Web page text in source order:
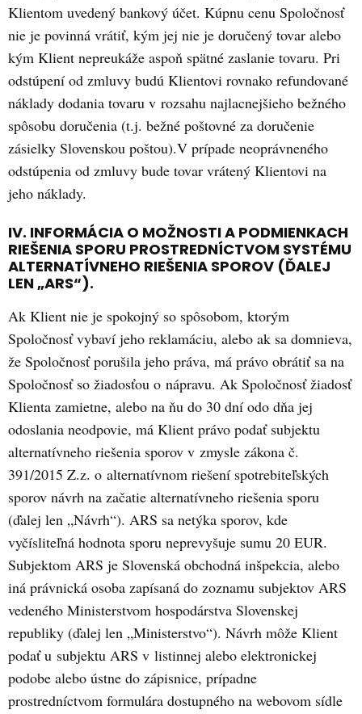
Klientom uvedený bankový účet. Kúpnu cenu Spoločnosť
nie je povinná vrátiť, kým jej nie je doručený tovar alebo
kým Klient nepreukáže aspoň spätné zaslanie tovaru. Pri
odstúpení od zmluvy budú Klientovi rovnako refundované
náklady dodania tovaru v rozsahu najlacnejšieho bežného
spôsobu doručenia (t.j. bežné poštovné za doručenie
zásielky Slovenskou poštou).V prípade neoprávneného
odstúpenia od zmluvy bude tovar vrátený Klientovi na
jeho náklady.
IV. INFORMÁCIA O MOŽNOSTI A PODMIENKACH
RIEŠENIA SPORU PROSTREDNÍCTVOM SYSTÉMU
ALTERNATÍVNEHO RIEŠENIA SPOROV (ĎALEJ
LEN „ARS“).
Ak Klient nie je spokojný so spôsobom, ktorým
Spoločnosť vybaví jeho reklamáciu, alebo ak sa domnieva,
že Spoločnosť porušila jeho práva, má právo obrátiť sa na
Spoločnosť so žiadosťou o nápravu. Ak Spoločnosť žiadosť
Klienta zamietne, alebo na ňu do 30 dní odo dňa jej
odoslania neodpovie, má Klient právo podať subjektu
alternatívneho riešenia sporov v zmysle zákona č.
391/2015 Z.z. o alternatívnom riešení spotrebiteľských
sporov návrh na začatie alternatívneho riešenia sporu
(ďalej len „Návrh“). ARS sa netýka sporov, kde
vyčísliteľná hodnota sporu neprevyšuje sumu 20 EUR.
Subjektom ARS je Slovenská obchodná inšpekcia, alebo
iná právnická osoba zapísaná do zoznamu subjektov ARS
vedeného Ministerstvom hospodárstva Slovenskej
republiky (ďalej len „Ministerstvo“). Návrh môže Klient
podať u subjektu ARS v listinnej alebo elektronickej
podobe alebo ústne do zápisnice, prípadne
prostredníctvom formulára dostupného na webovom sídle